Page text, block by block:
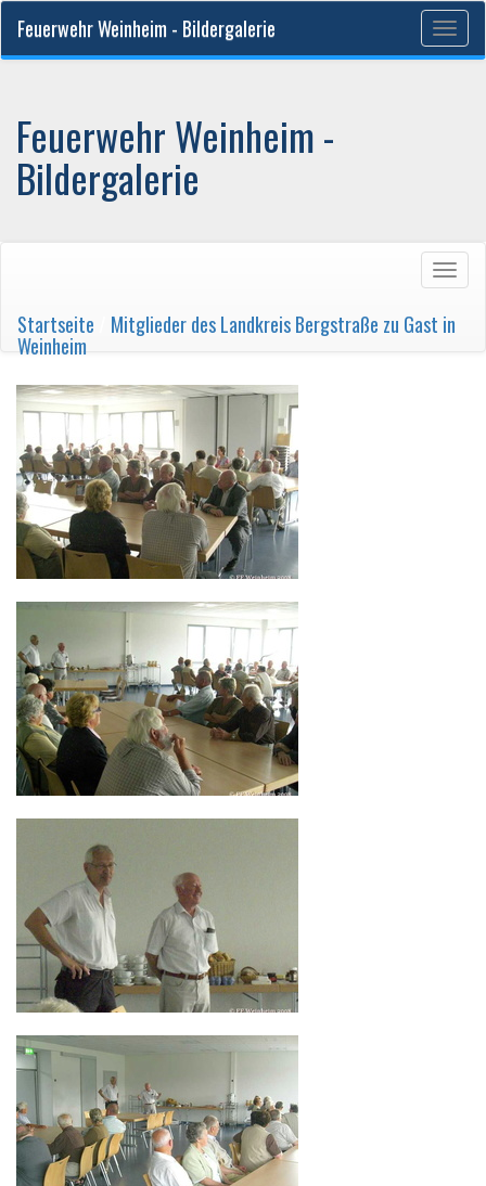
Feuerwehr Weinheim - Bildergalerie
Feuerwehr Weinheim -
Bildergalerie
Startseite Mitglieder des Landkreis Bergstraße zu Gast in
Weinheim